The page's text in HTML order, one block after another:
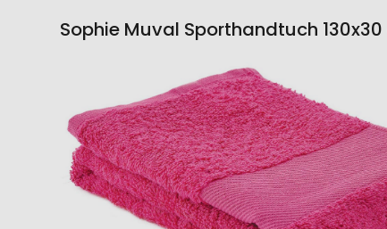
Sophie Muval Sporthandtuch
Bildgalerie
springen
Bildgalerie
springen